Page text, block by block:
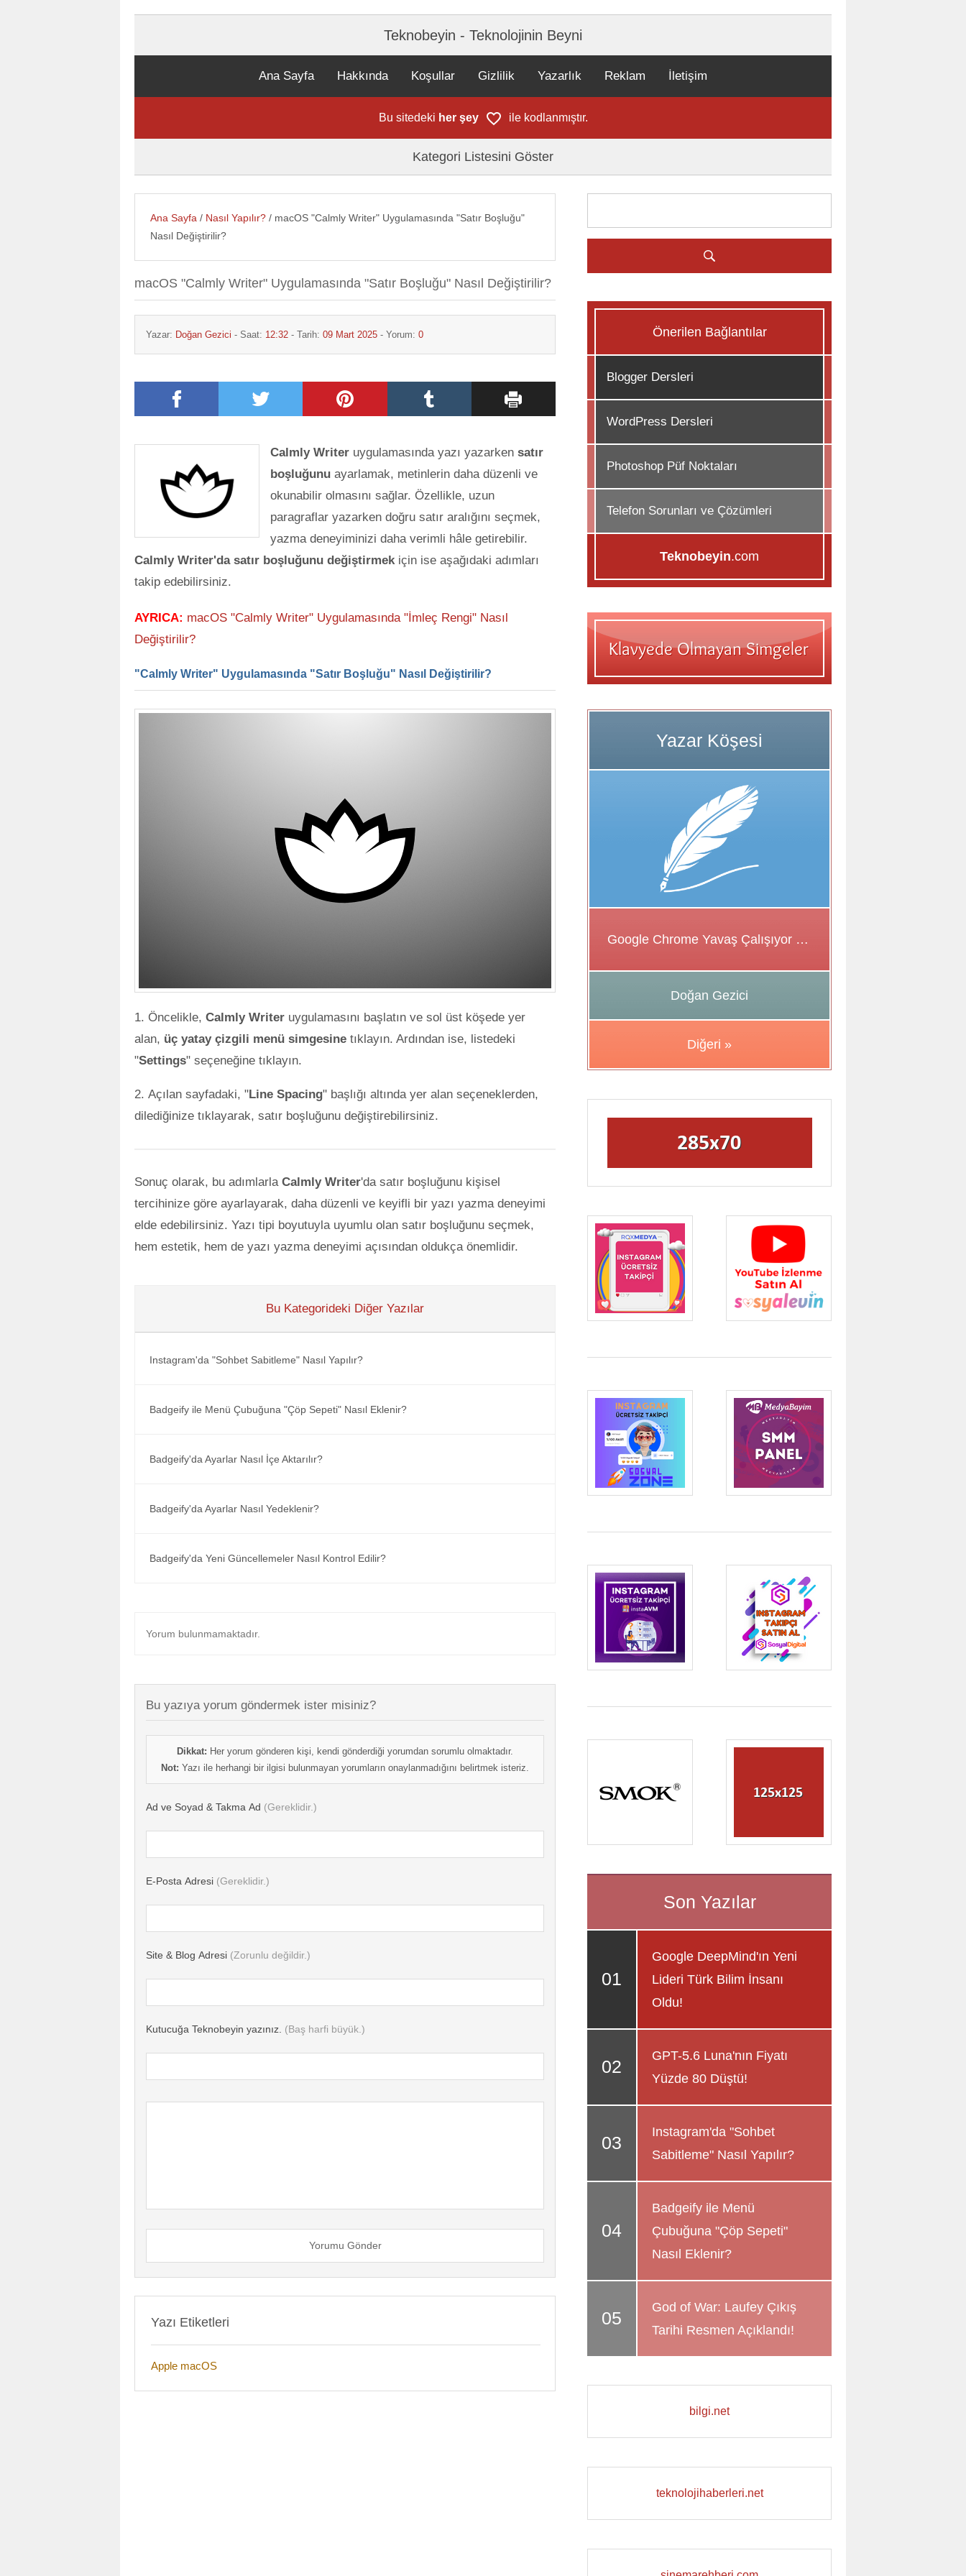
Teknobeyin - Teknolojinin Beyni
Ana Sayfa Hakkında Koşullar Gizlilik Yazarlık Reklam İletişim
Bu sitedeki her şey ile kodlanmıştır.
Kategori Listesini Göster
Ana Sayfa / Nasıl Yapılır? / macOS "Calmly Writer" Uygulamasında "Satır Boşluğu"
Nasıl Değiştirilir?
macOS "Calmly Writer" Uygulamasında "Satır Boşluğu" Nasıl Değiştirilir?
Yazar: Doğan Gezici - Saat: 12:32 - Tarih: 09 Mart 2025 - Yorum: 0
Calmly Writer uygulamasında yazı yazarken satır
boşluğunu ayarlamak, metinlerin daha düzenli ve
okunabilir olmasını sağlar. Özellikle, uzun
paragraflar yazarken doğru satır aralığını seçmek,
yazma deneyiminizi daha verimli hâle getirebilir.
Calmly Writer'da satır boşluğunu değiştirmekiçin ise aşağıdaki adımları
takip edebilirsiniz.
AYRICA: macOS "Calmly Writer" Uygulamasında "İmleç Rengi" Nasıl
Değiştirilir?
"Calmly Writer" Uygulamasında "Satır Boşluğu" Nasıl Değiştirilir?
Öncelikle, Calmly Writer uygulamasını başlatın ve sol üst köşede yer
alan, üç yatay çizgili menü simgesine tıklayın. Ardından ise, listedeki
"Settings" seçeneğine tıklayın.
Açılan sayfadaki, "Line Spacing" başlığı altında yer alan seçeneklerden,
dilediğinize tıklayarak, satır boşluğunu değiştirebilirsiniz.
Sonuç olarak, bu adımlarla Calmly Writer'da satır boşluğunu kişisel
tercihinize göre ayarlayarak, daha düzenli ve keyifli bir yazı yazma deneyimi
elde edebilirsiniz. Yazı tipi boyutuyla uyumlu olan satır boşluğunu seçmek,
hem estetik, hem de yazı yazma deneyimi açısından oldukça önemlidir.
Bu Kategorideki Diğer Yazılar
Instagram'da "Sohbet Sabitleme" Nasıl Yapılır?
Badgeify ile Menü Çubuğuna "Çöp Sepeti" Nasıl Eklenir?
Badgeify'da Ayarlar Nasıl İçe Aktarılır?
Badgeify'da Ayarlar Nasıl Yedeklenir?
Badgeify'da Yeni Güncellemeler Nasıl Kontrol Edilir?
Yorum bulunmamaktadır.
Bu yazıya yorum göndermek ister misiniz?
Dikkat: Her yorum gönderen kişi, kendi gönderdiği yorumdan sorumlu olmaktadır.
Not: Yazı ile herhangi bir ilgisi bulunmayan yorumların onaylanmadığını belirtmek isteriz.
Ad ve Soyad & Takma Ad (Gereklidir.)
E-Posta Adresi (Gereklidir.)
Site & Blog Adresi (Zorunlu değildir.)
Kutucuğa Teknobeyin yazınız. (Baş harfi büyük.)
Yorumu Gönder
Yazı Etiketleri
Apple macOS
Önerilen Bağlantılar
Blogger Dersleri
WordPress Dersleri
Photoshop Püf Noktaları
Telefon Sorunları ve Çözümleri
Teknobeyin.com
Google Chrome Yavaş Çalışıyor Sorunu için Çözüm Önerileri
Doğan Gezici
Diğeri »
Google DeepMind'ın Yeni
Lideri Türk Bilim İnsanı
Oldu!
GPT-5.6 Luna'nın Fiyatı
Yüzde 80 Düştü!
Instagram'da "Sohbet
Sabitleme" Nasıl Yapılır?
Badgeify ile Menü
Çubuğuna "Çöp Sepeti"
Nasıl Eklenir?
God of War: Laufey Çıkış
Tarihi Resmen Açıklandı!
bilgi.net
teknolojihaberleri.net